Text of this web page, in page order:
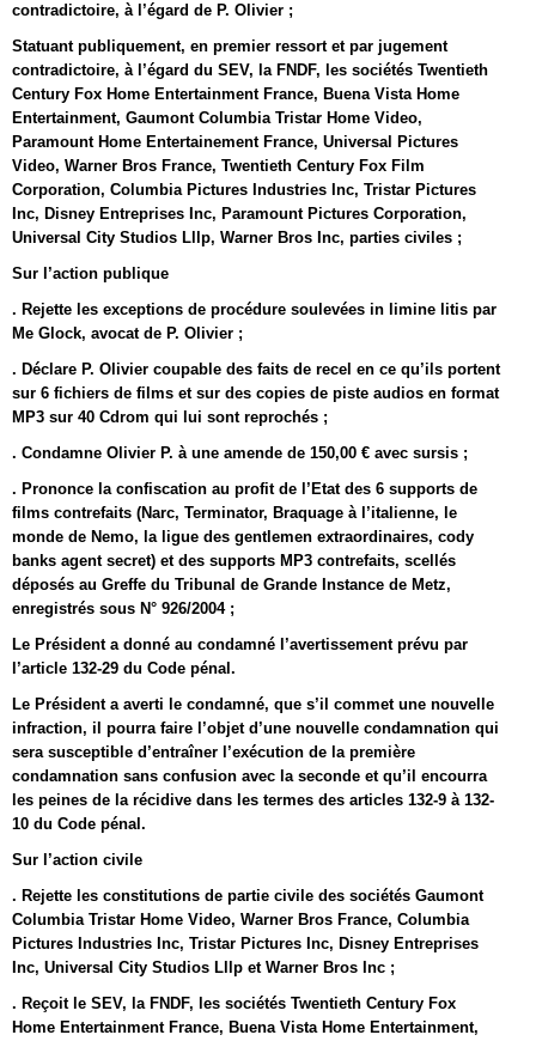
contradictoire, à l’égard de P. Olivier ;
Statuant publiquement, en premier ressort et par jugement
contradictoire, à l’égard du SEV, la FNDF, les sociétés Twentieth
Century Fox Home Entertainment France, Buena Vista Home
Entertainment, Gaumont Columbia Tristar Home Video,
Paramount Home Entertainement France, Universal Pictures
Video, Warner Bros France, Twentieth Century Fox Film
Corporation, Columbia Pictures Industries Inc, Tristar Pictures
Inc, Disney Entreprises Inc, Paramount Pictures Corporation,
Universal City Studios Lllp, Warner Bros Inc, parties civiles ;
Sur l’action publique
. Rejette les exceptions de procédure soulevées in limine litis par
Me Glock, avocat de P. Olivier ;
. Déclare P. Olivier coupable des faits de recel en ce qu’ils portent
sur 6 fichiers de films et sur des copies de piste audios en format
MP3 sur 40 Cdrom qui lui sont reprochés ;
. Condamne Olivier P. à une amende de 150,00 € avec sursis ;
. Prononce la confiscation au profit de l’Etat des 6 supports de
films contrefaits (Narc, Terminator, Braquage à l’italienne, le
monde de Nemo, la ligue des gentlemen extraordinaires, cody
banks agent secret) et des supports MP3 contrefaits, scellés
déposés au Greffe du Tribunal de Grande Instance de Metz,
enregistrés sous N° 926/2004 ;
Le Président a donné au condamné l’avertissement prévu par
l’article 132-29 du Code pénal.
Le Président a averti le condamné, que s’il commet une nouvelle
infraction, il pourra faire l’objet d’une nouvelle condamnation qui
sera susceptible d’entraîner l’exécution de la première
condamnation sans confusion avec la seconde et qu’il encourra
les peines de la récidive dans les termes des articles 132-9 à 132-
10 du Code pénal.
Sur l’action civile
. Rejette les constitutions de partie civile des sociétés Gaumont
Columbia Tristar Home Video, Warner Bros France, Columbia
Pictures Industries Inc, Tristar Pictures Inc, Disney Entreprises
Inc, Universal City Studios Lllp et Warner Bros Inc ;
. Reçoit le SEV, la FNDF, les sociétés Twentieth Century Fox
Home Entertainment France, Buena Vista Home Entertainment,